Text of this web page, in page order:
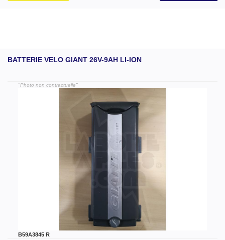
BATTERIE VELO GIANT 26V-9AH LI-ION
"Photo non contractuelle"
B59A3845 R